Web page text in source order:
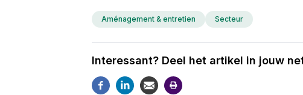
Aménagement & entretien Secteur
Interessant? Deel het artikel in jouw